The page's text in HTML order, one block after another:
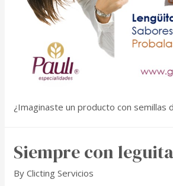
¿Imaginaste un producto con semillas
Siempre con
ByClicting Servicios